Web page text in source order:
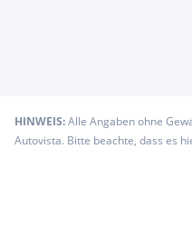
HINWEIS:Alle Angaben ohne
Autovista. Bitte beachte, dass es